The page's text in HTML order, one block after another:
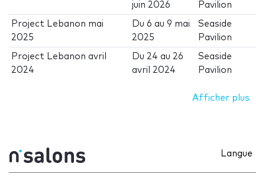
juin 2026
Pavilion
Project Lebanon mai
2025
Du6 au9 mai
2025
Seaside
Pavilion
Project Lebanon avril
2024
Du 24 au 26
avril 2024
Seaside
Pavilion
Afficher plus
Langue